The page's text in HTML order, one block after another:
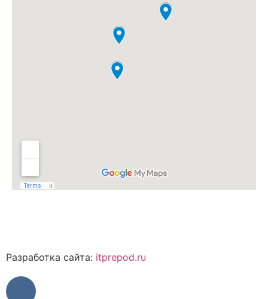
Разработка сайта: itprepod.ru